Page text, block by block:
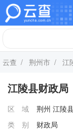
云查 / 荆州市 / 江
江陵县财政局
区 域 荆州 江陵
类 别
财政局